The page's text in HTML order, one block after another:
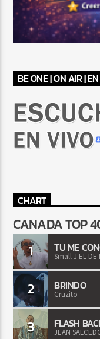
BE ONE | ON AIR |
CHART
CANADA TOP
1 TU ME
Small J EL DE
2 BRINDO
Cruzito
3 FLASH
JEAN